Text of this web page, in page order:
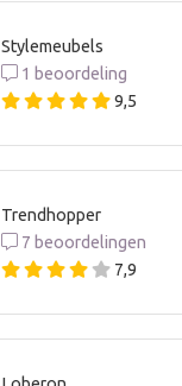
Stylemeubels
1 beoordeling
9,5
Trendhopper
7 beoordelingen
7,9